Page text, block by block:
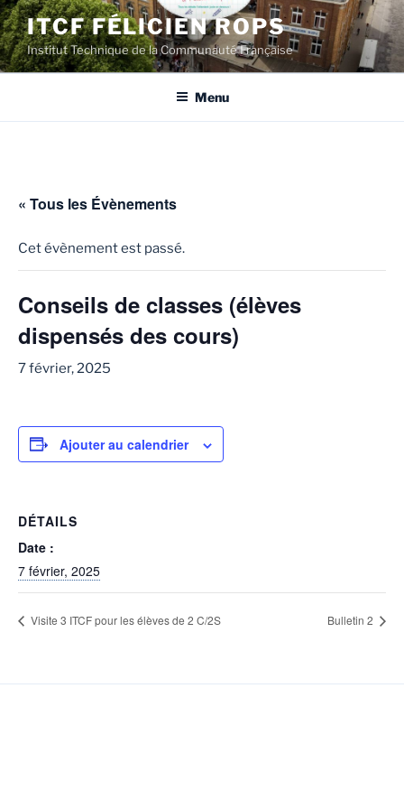
Aller
au
contenu
principal
ITCF FÉLICIEN ROPS
Institut Technique de la Communauté Française
Menu
« Tous les Évènements
Cet évènement est passé.
Conseils de classes (élèves
dispensés des cours)
7 février, 2025
Ajouter au calendrier
DÉTAILS
Date :
7 février, 2025
Visite 3 ITCF pour les élèves de 2 C/2S Bulletin 2